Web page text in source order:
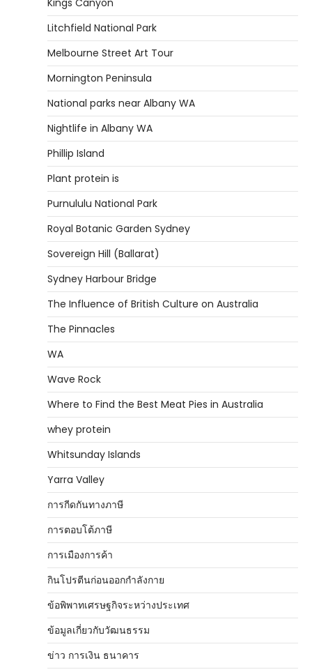
Litchfield National Park
Melbourne Street Art Tour
Mornington Peninsula
National parks near Albany WA
Nightlife in Albany WA
Phillip Island
Plant protein is
Purnululu National Park
Royal Botanic Garden Sydney
Sovereign Hill (Ballarat)
Sydney Harbour Bridge
The Influence of British Culture on Australia
The Pinnacles
WA
Wave Rock
Where to Find the Best Meat Pies in Australia
whey protein
Whitsunday Islands
Yarra Valley
การกีดกันทางภาษี
การตอบโต้ภาษี
การเมืองการค้า
กินโปรตีนก่อนออกกำลังกาย
ข้อพิพาทเศรษฐกิจระหว่างประเทศ
ข้อมูลเกี่ยวกับวัฒนธรรม
ข่าว การเงิน ธนาคาร